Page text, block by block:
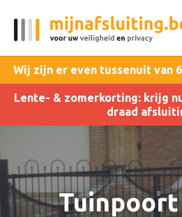
Wij zijn er even tussenuit van
Lente- & zomerkorting: krijg
draad
Tuinpoort